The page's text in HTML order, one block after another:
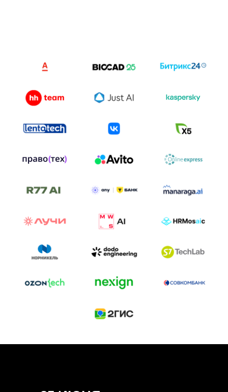
к построению бизнеса и созданию технологий под
И БИТВА АГЕНТОВ